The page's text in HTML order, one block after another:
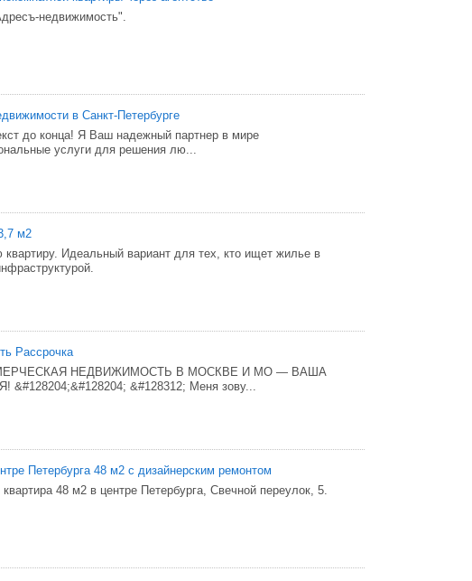
недвижимость".
в Санкт-Петербурге
до конца! Я Ваш надежный партнер в мире
услуги для решения лю...
м2
Идеальный вариант для тех, кто ищет жилье в
Рассрочка
НЕДВИЖИМОСТЬ В МОСКВЕ И МО — ВАША
&#128312; Меня зову...
Петepбуpга 48 м2 c дизaйнepcким peмoнтoм
48 м2 в цeнтpе Петeрбypгa, Свeчнoй пеpеулoк, 5.